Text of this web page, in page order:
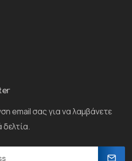
email σας για να λαμβάνετε